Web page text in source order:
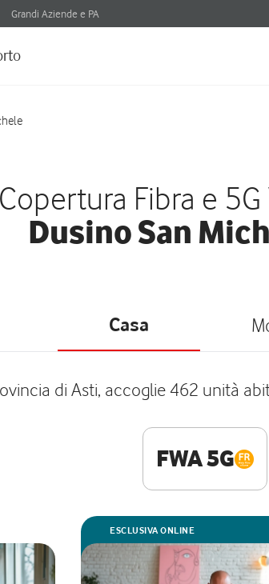
Grandi Aziende e PA
Copertura Fibra e
Dusino San
Casa
di Asti, accoglie 462 unità
FWA 5G
ESCLUSIVA ONLINE